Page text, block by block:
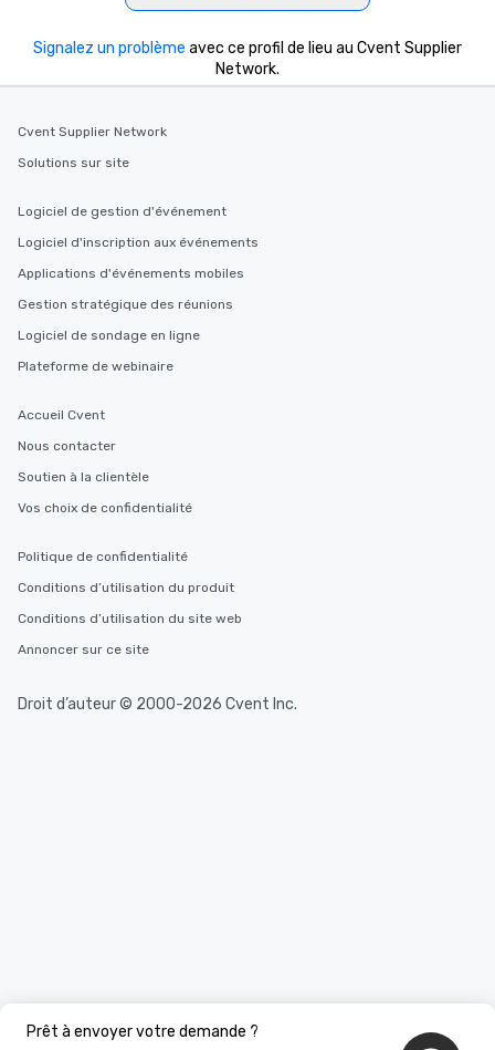
Prêt à envoyer votre demande ?
Signalez un problème avec ce profil de lieu au Cvent Supplier
Network.
Cvent Supplier Network
Solutions sur site
Logiciel de gestion d'événement
Logiciel d'inscription aux événements
Applications d'événements mobiles
Gestion stratégique des réunions
Logiciel de sondage en ligne
Plateforme de webinaire
Accueil Cvent
Nous contacter
Soutien à la clientèle
Vos choix de confidentialité
Politique de confidentialité
Conditions d’utilisation du produit
Conditions d’utilisation du site web
Annoncer sur ce site
Droit d’auteur © 2000-2026 Cvent Inc.